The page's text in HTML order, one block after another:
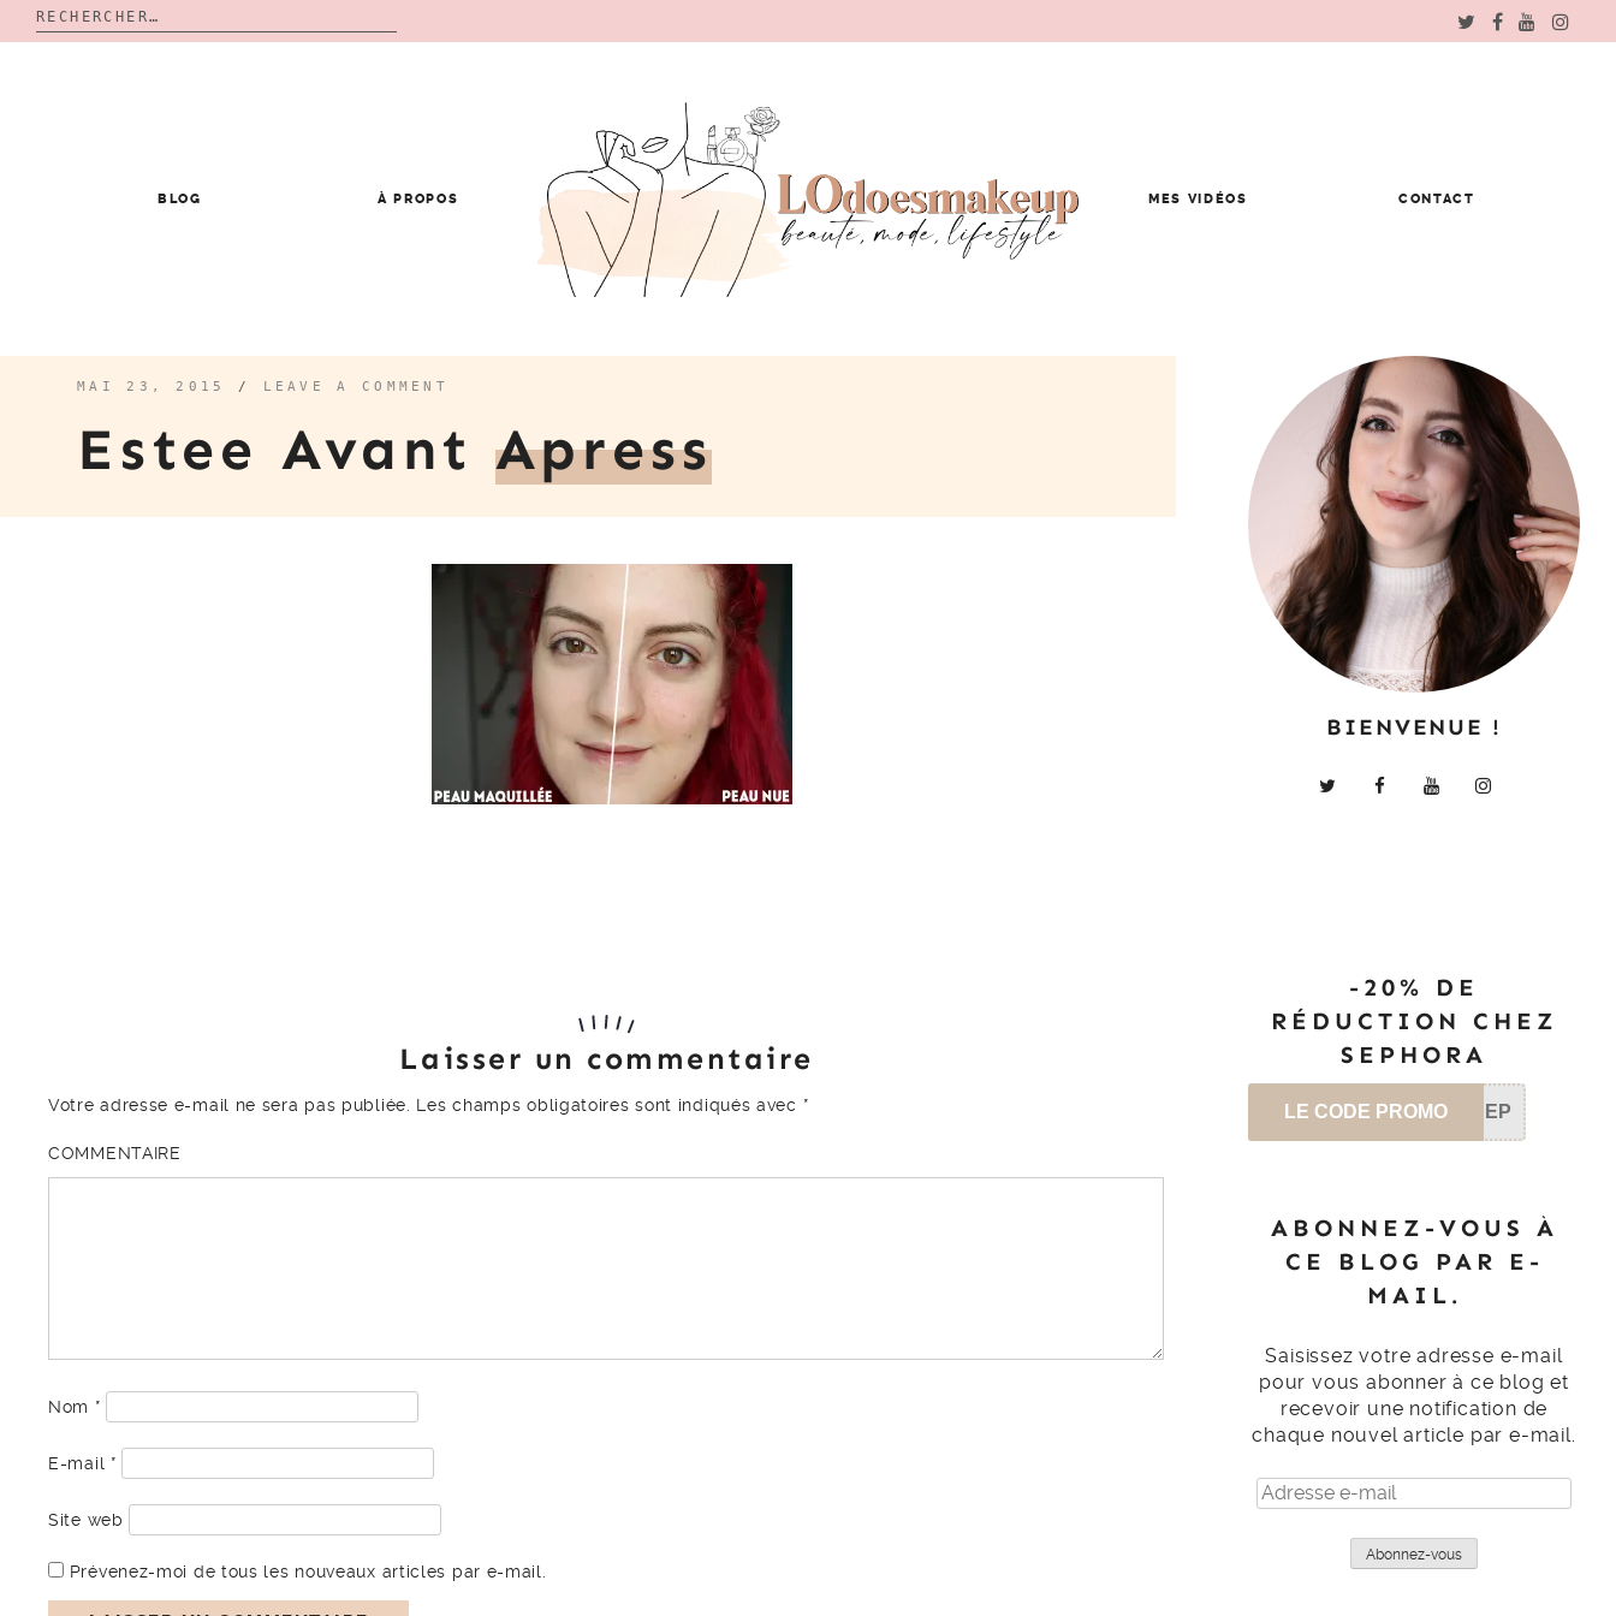
Rechercher :
BLOG À PROPOS MES VIDÉOS CONTACT
MAI 23, 2015 / LEAVE A COMMENT
Estee Avant Apress
Laisser un commentaire
Votre adresse e-mail ne sera pas publiée. Les champs obligatoires sont indiqués avec *
COMMENTAIRE
Nom *
E-mail *
Site web
Prévenez-moi de tous les nouveaux articles par e-mail.
BIENVENUE !
-20% DE
RÉDUCTION CHEZ
SEPHORA
LE CODE PROMO SEP
ABONNEZ-VOUS À
CE BLOG PAR E-
MAIL.
Saisissez votre adresse e-mail
pour vous abonner à ce blog et
recevoir une notification de
chaque nouvel article par e-mail.
Adresse
e-
Abonnez-vous